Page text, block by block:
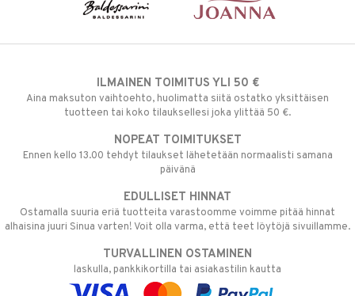
ILMAINEN TOIMITUS YLI 50 €
Aina maksuton vaihtoehto, huolimatta siitä ostatko yksittäisen
tuotteen tai koko tilauksellesi joka ylittää 50 €.
NOPEAT TOIMITUKSET
Ennen kello 13.00 tehdyt tilaukset lähetetään normaalisti samana
päivänä
EDULLISET HINNAT
Ostamalla suuria eriä tuotteita varastoomme voimme pitää hinnat
alhaisina juuri Sinua varten! Voit olla varma, että teet löytöjä sivuillamme.
TURVALLINEN OSTAMINEN
laskulla, pankkikortilla tai asiakastilin kautta